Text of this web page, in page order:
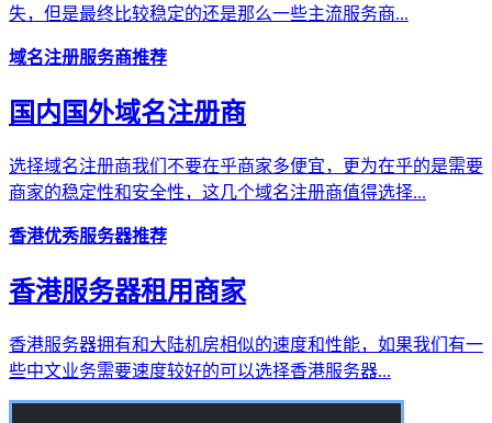
失，但是最终比较稳定的还是那么一些主流服务商...
域名注册服务商推荐
国内国外域名注册商
选择域名注册商我们不要在乎商家多便宜，更为在乎的是需要
商家的稳定性和安全性，这几个域名注册商值得选择...
香港优秀服务器推荐
香港服务器租用商家
香港服务器拥有和大陆机房相似的速度和性能，如果我们有一
些中文业务需要速度较好的可以选择香港服务器...